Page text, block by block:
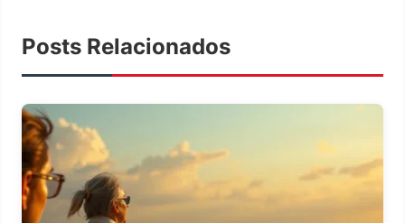
Posts Relacionados